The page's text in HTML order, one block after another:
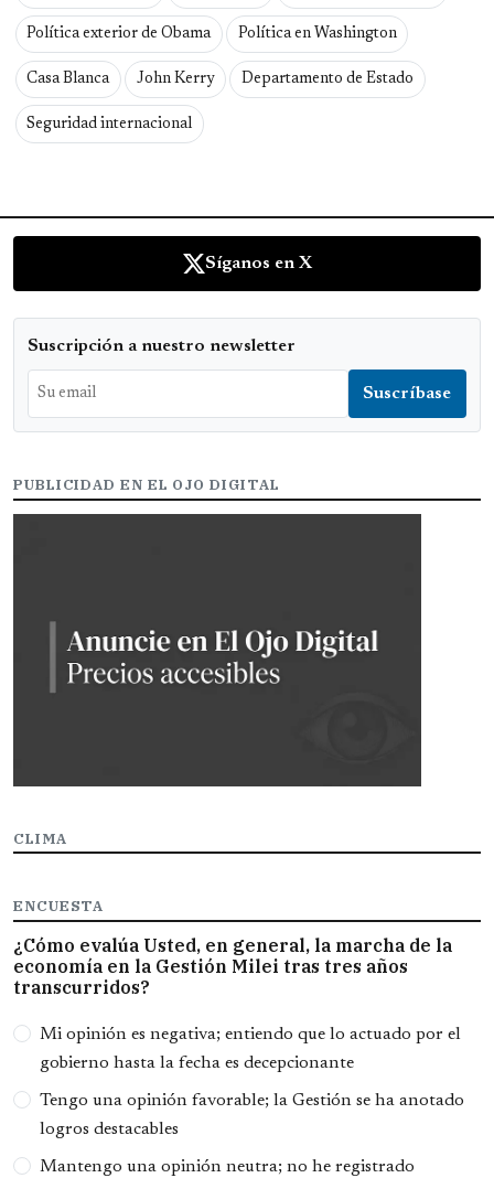
Política exterior de Obama Política en Washington
Casa Blanca John Kerry Departamento de Estado
Seguridad internacional
Síganos en X
Suscripción a nuestro newsletter
PUBLICIDAD EN EL OJO DIGITAL
CLIMA
ENCUESTA
¿Cómo evalúa Usted, en general, la marcha de la
economía en la Gestión Milei tras tres años
transcurridos?
Opciones
Mi opinión es negativa; entiendo que lo actuado por el
gobierno hasta la fecha es decepcionante
Tengo una opinión favorable; la Gestión se ha anotado
logros destacables
Mantengo una opinión neutra; no he registrado